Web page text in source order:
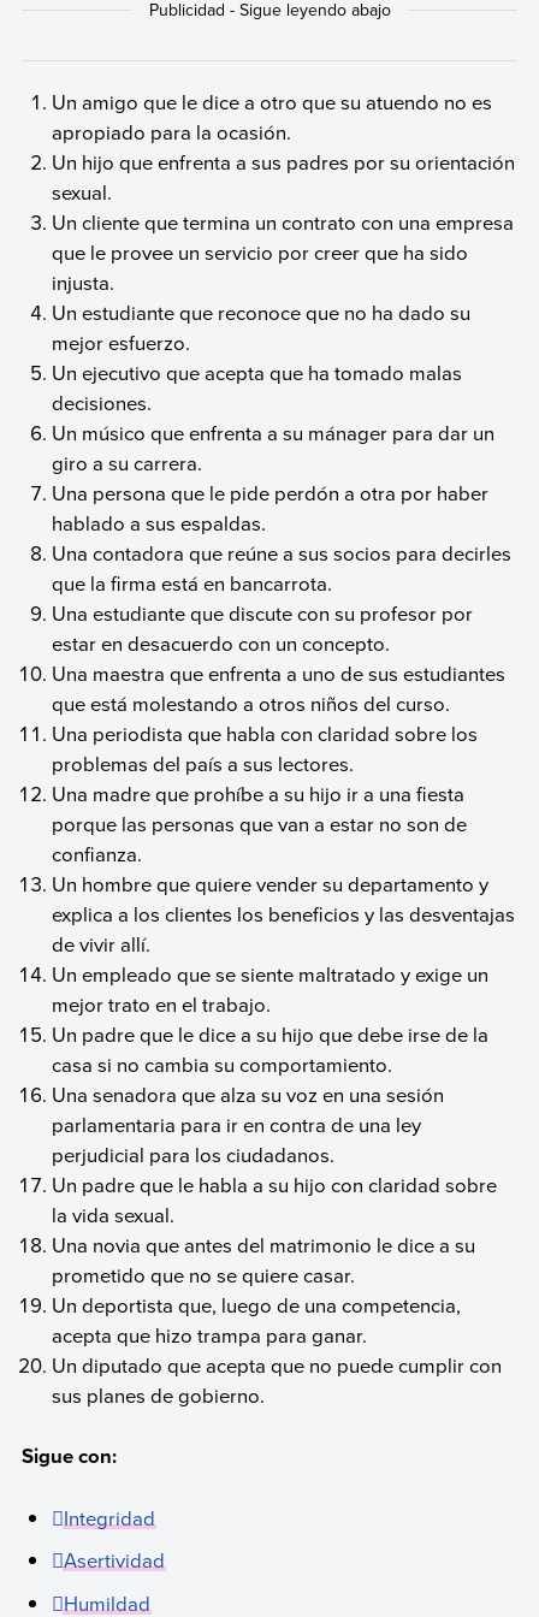
Un amigo que le dice a otro que su atuendo no es
apropiado para la ocasión.
Un hijo que enfrenta a sus padres por su orientación
sexual.
Un cliente que termina un contrato con una empresa
que le provee un servicio por creer que ha sido
injusta.
Un estudiante que reconoce que no ha dado su
mejor esfuerzo.
Un ejecutivo que acepta que ha tomado malas
decisiones.
Un músico que enfrenta a su mánager para dar un
giro a su carrera.
Una persona que le pide perdón a otra por haber
hablado a sus espaldas.
Una contadora que reúne a sus socios para decirles
que la firma está en bancarrota.
Una estudiante que discute con su profesor por
estar en desacuerdo con un concepto.
Una maestra que enfrenta a uno de sus estudiantes
que está molestando a otros niños del curso.
Una periodista que habla con claridad sobre los
problemas del país a sus lectores.
Una madre que prohíbe a su hijo ir a una fiesta
porque las personas que van a estar no son de
confianza.
Un hombre que quiere vender su departamento y
explica a los clientes los beneficios y las desventajas
de vivir allí.
Un empleado que se siente maltratado y exige un
mejor trato en el trabajo.
Un padre que le dice a su hijo que debe irse de la
casa si no cambia su comportamiento.
Una senadora que alza su voz en una sesión
parlamentaria para ir en contra de una ley
perjudicial para los ciudadanos.
Un padre que le habla a su hijo con claridad sobre
la vida sexual.
Una novia que antes del matrimonio le dice a su
prometido que no se quiere casar.
Un deportista que, luego de una competencia,
acepta que hizo trampa para ganar.
Un diputado que acepta que no puede cumplir con
sus planes de gobierno.
Sigue con:
Integridad
Asertividad
Humildad